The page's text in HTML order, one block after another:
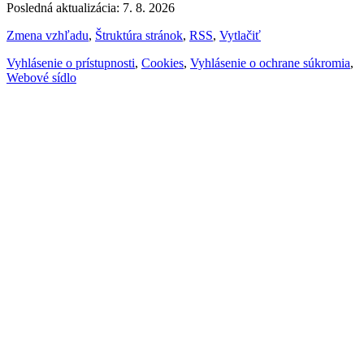
Posledná aktualizácia: 7. 8. 2026
Zmena vzhľadu, Štruktúra stránok, RSS, Vytlačiť
Vyhlásenie o prístupnosti, Cookies, Vyhlásenie o ochrane súkromia,
Webové sídlo